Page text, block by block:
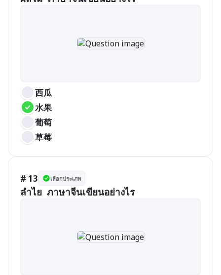
西瓜
水果
葡萄
草莓
# 13 เลือกประเภท